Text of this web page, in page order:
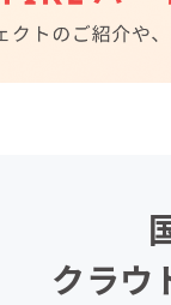
クラウ